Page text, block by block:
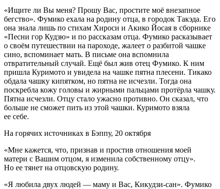
«Ищите ли Вы меня? Прошу Вас, простите моё внезапное
бегство». Фумико ехала на родину отца, в городок Такэда. Его
она знала лишь по стихам Хироси и Акико Йосая в сборнике
«Песни гор Кудзю» и по рассказам отца. Фумико расказывает
о своём путешествии на пароходе, жалеет о разбитой чашке
сино, вспоминает мать. В письме она вспомнила
отвратительный случай. Ещё был жив отец Фумико. К ним
пришла Куримото и увидела на чашке пятна плесени. Тикако
обдала чашку кипятком, но пятна не исчезли. Тогда она
поскребла кожу головы и жирными пальцами протёрла чашку.
Пятна исчезли. Отцу стало ужасно противно. Он сказал, что
больше не сможет пить из этой чашки. Куримото взяла
ее себе.
На горячих источниках в Бэппу, 20 октября
«Мне кажется, что, признав и простив отношения моей
матери с Вашим отцом, я изменила собственному отцу».
Но ее тянет на отцовскую родину.
«Я любила двух людей — маму и Вас, Кикудзи-сан». Фумико